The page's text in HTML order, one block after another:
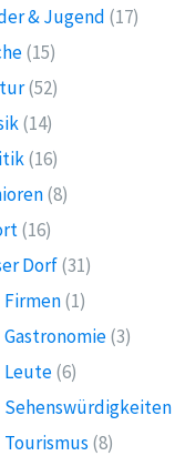
& Jugend (17)
(15)
(52)
(14)
(16)
(8)
(16)
Dorf(31)
Firmen(1)
Gastronomie(3)
Leute(6)
Sehenswürdigkeiten
Tourismus (8)